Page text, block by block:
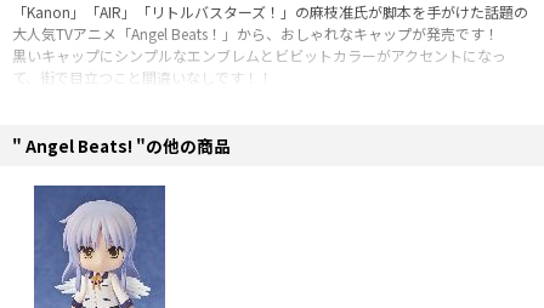
「Kanon」「AIR」「リトルバスターズ！」の麻枝准氏が脚本を手がけた話題の
大人気TVアニメ「Angel Beats！」から、おしゃれなキャップが発売です！
黒いキャップにシンプルなエンブレムとビビットカラーがアクセントになっ
て、街で目立つこと間違いなしです！！
■メッシュ：ポリエステル
■サイズ：57cm〜60cm（バンドより調整可能）
©VisualArt's/Key ©VisualArt's/Key/Angel Beats! Project
" Angel Beats! "の他の商品